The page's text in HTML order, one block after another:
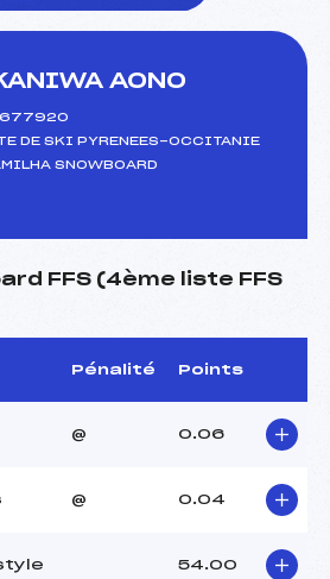
AONO
DE SKI PYRENEES-OCCITANIE
SNOWBOARD
FFS (4ème liste FFS
Pénalité Points
@ 0.06
@ 0.04
54.00